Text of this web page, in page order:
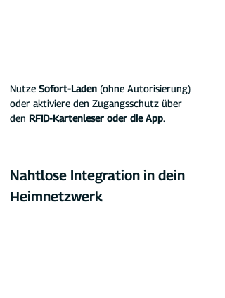
Nutze Sofort-Laden (ohne Autorisierung)
oder aktiviere den Zugangsschutz über
den RFID-Kartenleser oder die App.
Nahtlose Integration in dein
Heimnetzwerk